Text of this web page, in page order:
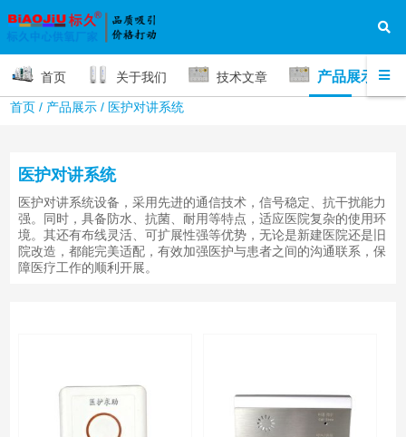
首页 关于我们 技术文章 产品展示
首页 / 产品展示 / 医护对讲系统
医护对讲系统
医护对讲系统设备，采用先进的通信技术，信号稳定、抗干扰能力
强。同时，具备防水、抗菌、耐用等特点，适应医院复杂的使用环
境。其还有布线灵活、可扩展性强等优势，无论是新建医院还是旧
院改造，都能完美适配，有效加强医护与患者之间的沟通联系，保
障医疗工作的顺利开展。